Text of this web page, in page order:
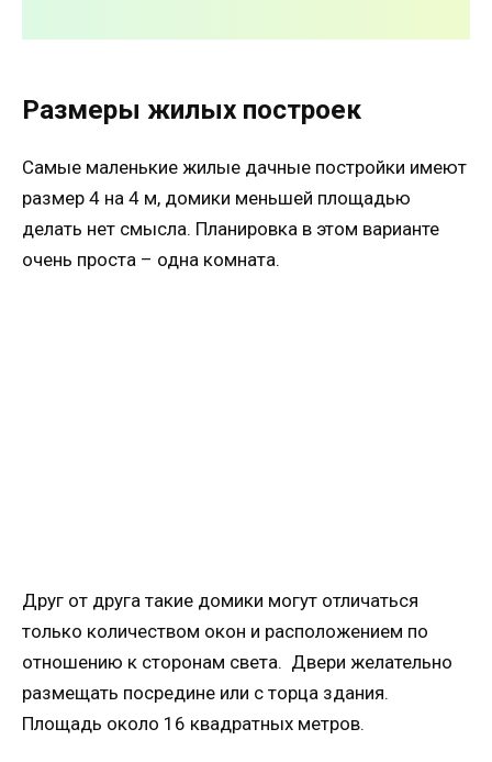
Размеры жилых построек
Самые маленькие жилые дачные постройки имеют
размер 4 на 4 м, домики меньшей площадью
делать нет смысла. Планировка в этом варианте
очень проста – одна комната.
Друг от друга такие домики могут отличаться
только количеством окон и расположением по
отношению к сторонам света. Двери желательно
размещать посредине или с торца здания.
Площадь около 16 квадратных метров.